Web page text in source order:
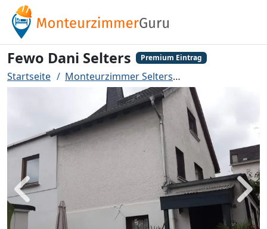
Fewo Dani Selters Premium Eintrag
Startseite Monteurzimmer Selters
Zurück